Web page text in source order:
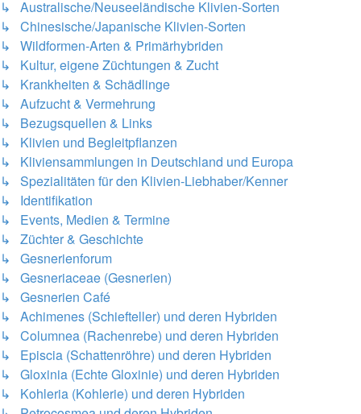
↳ Australische/Neuseeländische Klivien-Sorten
↳ Chinesische/Japanische Klivien-Sorten
↳ Wildformen-Arten & Primärhybriden
↳ Kultur, eigene Züchtungen & Zucht
↳ Krankheiten & Schädlinge
↳ Aufzucht & Vermehrung
↳ Bezugsquellen & Links
↳ Klivien und Begleitpflanzen
↳ Kliviensammlungen in Deutschland und Europa
↳ Spezialitäten für den Klivien-Liebhaber/Kenner
↳ Identifikation
↳ Events, Medien & Termine
↳ Züchter & Geschichte
↳ Gesnerienforum
↳ Gesneriaceae (Gesnerien)
↳ Gesnerien Café
↳ Achimenes (Schiefteller) und deren Hybriden
↳ Columnea (Rachenrebe) und deren Hybriden
↳ Episcia (Schattenröhre) und deren Hybriden
↳ Gloxinia (Echte Gloxinie) und deren Hybriden
↳ Kohleria (Kohlerie) und deren Hybriden